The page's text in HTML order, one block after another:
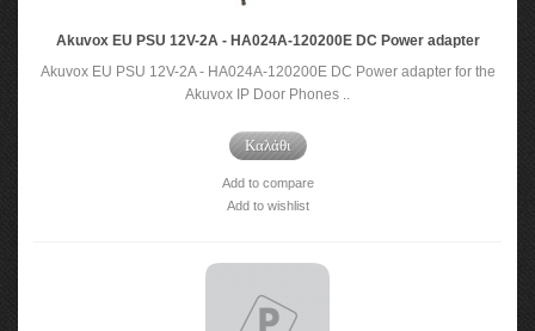
Akuvox EU PSU 12V-2A - HA024A-120200E DC Power adapter
Akuvox EU PSU 12V-2A - HA024A-120200E DC Power adapter for the
Akuvox IP Door Phones ..
Καλάθι
Add to compare
Add to wishlist